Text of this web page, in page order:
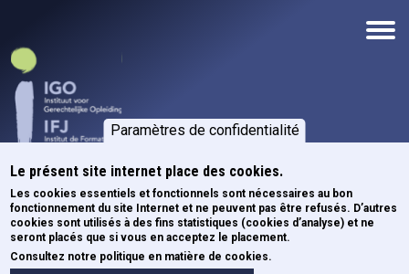
Paramètres de confidentialité
Le présent site internet place des cookies.
Les cookies essentiels et fonctionnels sont nécessaires au bon
fonctionnement du site Internet et ne peuvent pas être refusés. D’autres
cookies sont utilisés à des fins statistiques (cookies d’analyse) et ne
seront placés que si vous en acceptez le placement.
Consultez notre politique en matière de cookies.
Fil d'Ariane
Accueil